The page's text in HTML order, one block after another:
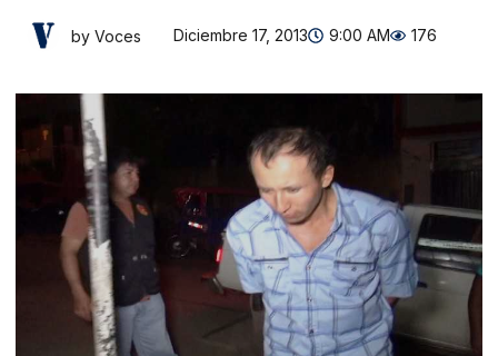
by Voces Diciembre 17, 2013 9:00 AM 176